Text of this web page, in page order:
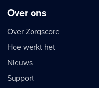
Over ons
Over Zorgscore
Hoe werkt het
Nieuws
Support